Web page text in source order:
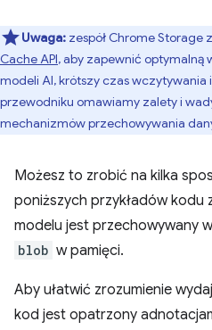
Uwaga: zespół Chrome Storage
Cache API, aby zapewnić optymalną
modeli AI, krótszy czas wczytywania
przewodniku omawiamy zalety i
mechanizmów przechowywania
Możesz to zrobić na kilka
poniższych przykładów kodu
modelu jest przechowywany
blob w pamięci.
Aby ułatwić zrozumienie
kod jest opatrzony